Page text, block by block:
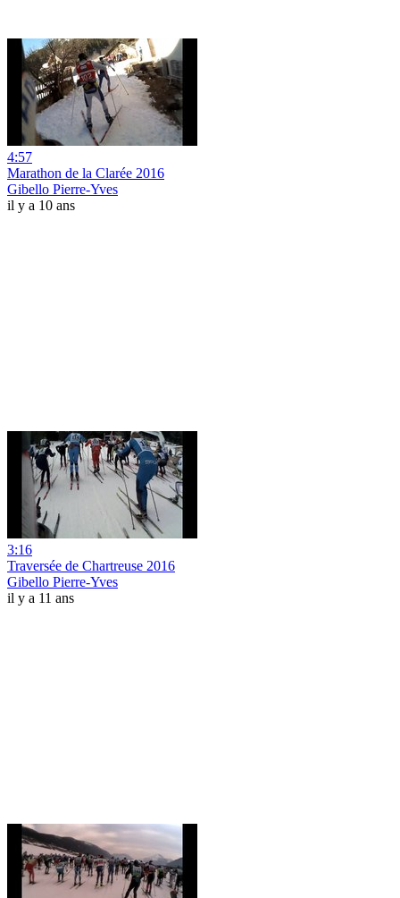
4:57
Marathon de la Clarée 2016
Gibello Pierre-Yves
il y a 10 ans
3:16
Traversée de Chartreuse 2016
Gibello Pierre-Yves
il y a 11 ans